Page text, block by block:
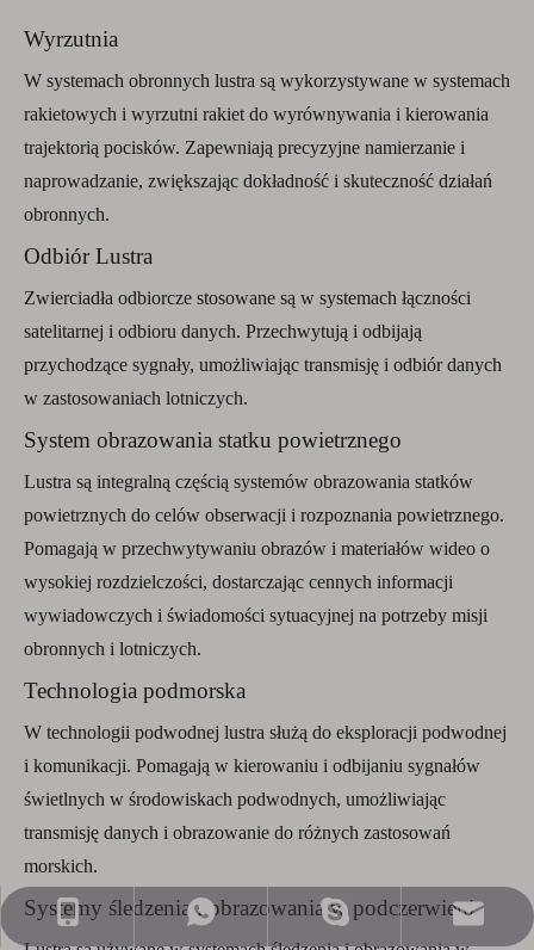
Wyrzutnia
W systemach obronnych lustra są wykorzystywane w systemach
rakietowych i wyrzutni rakiet do wyrównywania i kierowania
trajektorią pocisków. Zapewniają precyzyjne namierzanie i
naprowadzanie, zwiększając dokładność i skuteczność działań
obronnych.
Odbiór Lustra
Zwierciadła odbiorcze stosowane są w systemach łączności
satelitarnej i odbioru danych. Przechwytują i odbijają
przychodzące sygnały, umożliwiając transmisję i odbiór danych
w zastosowaniach lotniczych.
System obrazowania statku powietrznego
Lustra są integralną częścią systemów obrazowania statków
powietrznych do celów obserwacji i rozpoznania powietrznego.
Pomagają w przechwytywaniu obrazów i materiałów wideo o
wysokiej rozdzielczości, dostarczając cennych informacji
wywiadowczych i świadomości sytuacyjnej na potrzeby misji
obronnych i lotniczych.
Technologia podmorska
W technologii podwodnej lustra służą do eksploracji podwodnej
i komunikacji. Pomagają w kierowaniu i odbijaniu sygnałów
świetlnych w środowiskach podwodnych, umożliwiając
transmisję danych i obrazowanie do różnych zastosowań
morskich.
Systemy śledzenia i obrazowania w podczerwieni
+86-159-5177-5819
WhatsApp
+86 15951775819
sprzedaż@nj-optics.com